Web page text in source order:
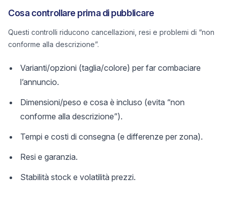
Cosa controllare prima di pubblicare
Questi controlli riducono cancellazioni, resi e problemi di “non
conforme alla descrizione”.
Varianti/opzioni (taglia/colore) per far combaciare
l’annuncio.
Dimensioni/peso e cosa è incluso (evita “non
conforme alla descrizione”).
Tempi e costi di consegna (e differenze per zona).
Resi e garanzia.
Stabilità stock e volatilità prezzi.